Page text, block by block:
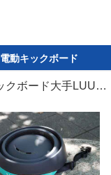
電動キックボード
電動キックボード大手LUUPが折りたためるヘルメットをAmazonで販売開始